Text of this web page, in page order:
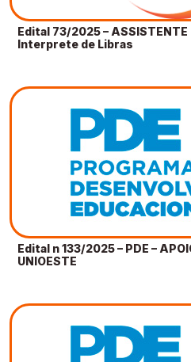
Edital 73/2025 – ASSISTENTE
Interprete de Libras
Edital n 133/2025 – PDE –
UNIOESTE